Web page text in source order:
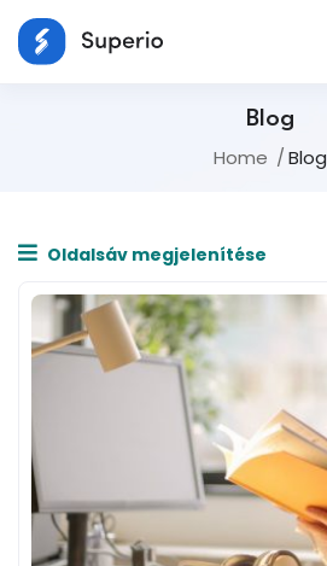
Blog
Home Blog
Oldalsáv megjelenítése